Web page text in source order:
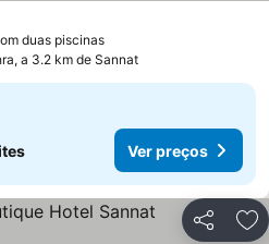
duas piscinasVer preços
a 3.2 km de Sannat
Ver preços
Partilhar